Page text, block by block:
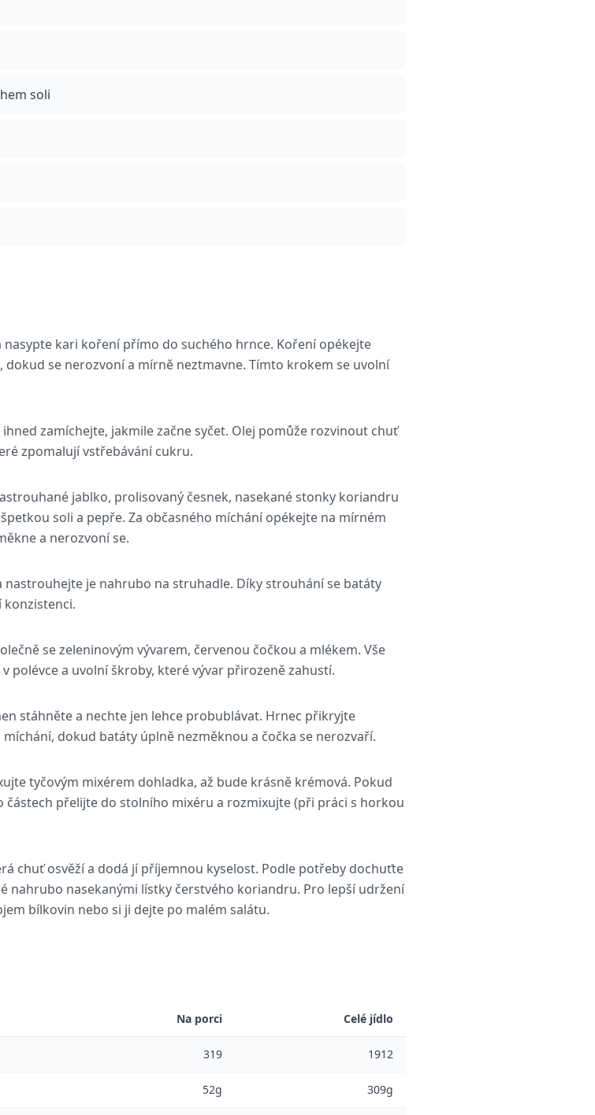
soli
kari koření přímo do suchého hrnce. Koření opékejte
dokud se nerozvoní a mírně neztmavne. Tímto krokem se uvolní
zamíchejte, jakmile začne syčet. Olej pomůže rozvinout chuť
zpomalují vstřebávání cukru.
jablko, prolisovaný česnek, nasekané stonky koriandru
soli a pepře. Za občasného míchání opékejte na mírném
a nerozvoní se.
nastrouhejte je nahrubo na struhadle. Díky strouhání se batáty
konzistenci.
se zeleninovým vývarem, červenou čočkou a mlékem. Vše
polévce a uvolní škroby, které vývar přirozeně zahustí.
stáhněte a nechte jen lehce probublávat. Hrnec přikryjte
dokud batáty úplně nezměknou a čočka se nerozvaří.
tyčovým mixérem dohladka, až bude krásně krémová. Pokud
přelijte do stolního mixéru a rozmixujte (při práci s horkou
chuť osvěží a dodá jí příjemnou kyselost. Podle potřeby dochuťte
nahrubo nasekanými lístky čerstvého koriandru. Pro lepší udržení
bílkovin nebo si ji dejte po malém salátu.
Na porci Celé jídlo
319 1912
52g 309g